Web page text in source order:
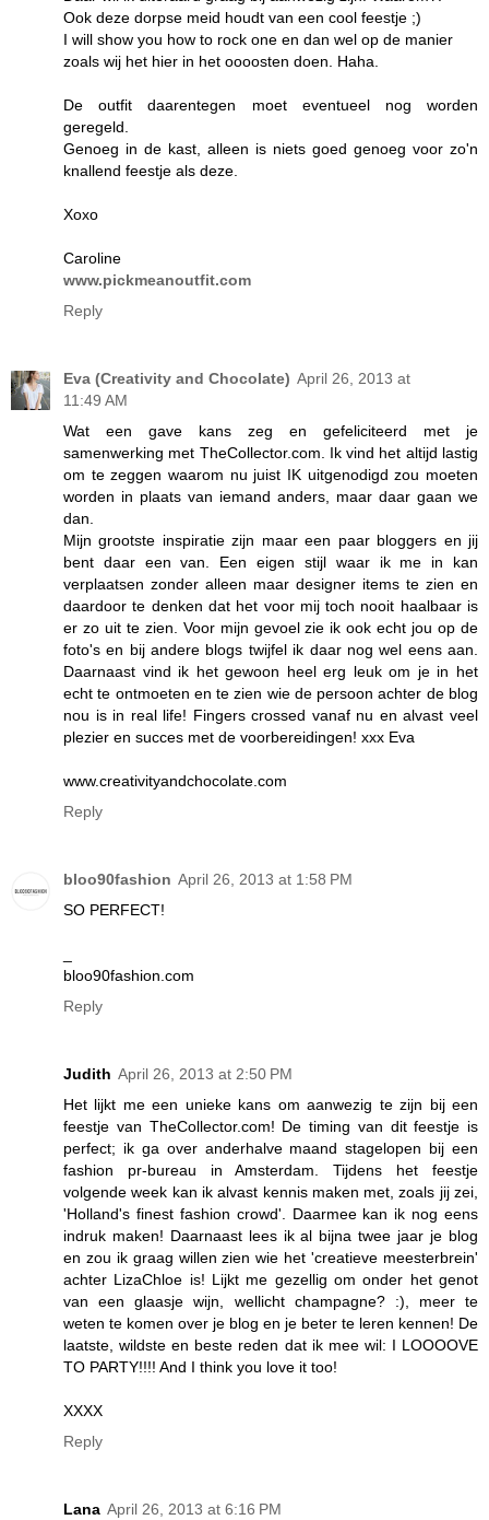
Ook deze dorpse meid houdt van een cool feestje ;)
I will show you how to rock one en dan wel op de manier
zoals wij het hier in het oooosten doen. Haha.
De outfit daarentegen moet eventueel nog worden
geregeld.
Genoeg in de kast, alleen is niets goed genoeg voor zo'n
knallend feestje als deze.
Xoxo
Caroline
www.pickmeanoutfit.com
Reply
Eva (Creativity and Chocolate) April 26, 2013 at
11:49 AM
Wat een gave kans zeg en gefeliciteerd met je
samenwerking met TheCollector.com. Ik vind het altijd lastig
om te zeggen waarom nu juist IK uitgenodigd zou moeten
worden in plaats van iemand anders, maar daar gaan we
dan.
Mijn grootste inspiratie zijn maar een paar bloggers en jij
bent daar een van. Een eigen stijl waar ik me in kan
verplaatsen zonder alleen maar designer items te zien en
daardoor te denken dat het voor mij toch nooit haalbaar is
er zo uit te zien. Voor mijn gevoel zie ik ook echt jou op de
foto's en bij andere blogs twijfel ik daar nog wel eens aan.
Daarnaast vind ik het gewoon heel erg leuk om je in het
echt te ontmoeten en te zien wie de persoon achter de blog
nou is in real life! Fingers crossed vanaf nu en alvast veel
plezier en succes met de voorbereidingen! xxx Eva
www.creativityandchocolate.com
Reply
bloo90fashion April 26, 2013 at 1:58 PM
SO PERFECT!
bloo90fashion.com
Reply
Judith April 26, 2013 at 2:50 PM
Het lijkt me een unieke kans om aanwezig te zijn bij een
feestje van TheCollector.com! De timing van dit feestje is
perfect; ik ga over anderhalve maand stagelopen bij een
fashion pr-bureau in Amsterdam. Tijdens het feestje
volgende week kan ik alvast kennis maken met, zoals jij zei,
'Holland's finest fashion crowd'. Daarmee kan ik nog eens
indruk maken! Daarnaast lees ik al bijna twee jaar je blog
en zou ik graag willen zien wie het 'creatieve meesterbrein'
achter LizaChloe is! Lijkt me gezellig om onder het genot
van een glaasje wijn, wellicht champagne? :), meer te
weten te komen over je blog en je beter te leren kennen! De
laatste, wildste en beste reden dat ik mee wil: I LOOOOVE
TO PARTY!!!! And I think you love it too!
XXXX
Reply
Lana April 26, 2013 at 6:16 PM